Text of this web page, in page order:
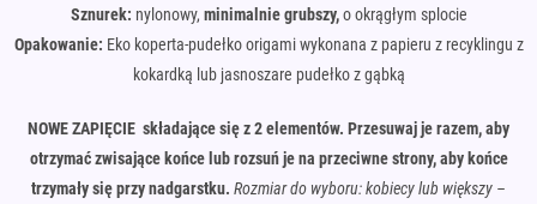
Sznurek: nylonowy, minimalnie grubszy,o okrągłym splocie
Opakowanie: Eko koperta-pudełko origami wykonana z papieru z recyklingu z
kokardką lub jasnoszare pudełko z gąbką
NOWE ZAPIĘCIE składające się z 2 elementów. Przesuwaj je razem, aby
otrzymać zwisające końce lub rozsuń je na przeciwne strony, aby końce
trzymały się przy nadgarstku. Rozmiar do wyboru: kobiecy lub większy –